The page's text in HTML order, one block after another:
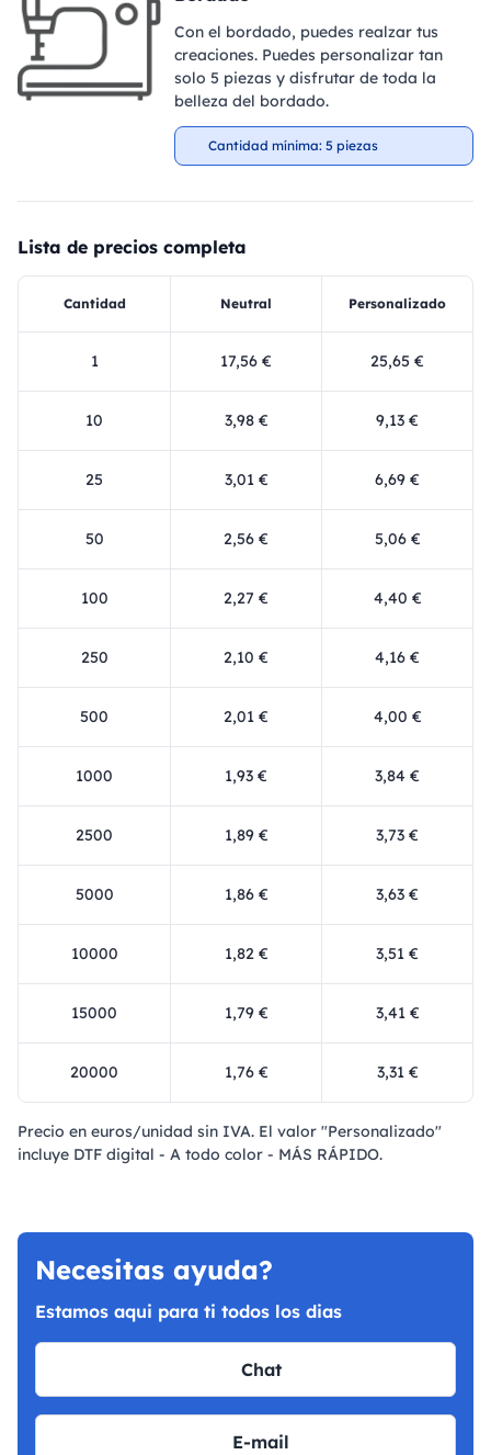
Con el bordado, puedes realzar tus
creaciones. Puedes personalizar tan
solo 5 piezas y disfrutar de toda la
belleza del bordado.
Cantidad mínima: 5 piezas
Lista de precios completa
Cantidad Neutral Personalizado
1 17,56 € 25,65 €
10 3,98 € 9,13 €
25 3,01 € 6,69 €
50 2,56 € 5,06 €
100 2,27 € 4,40 €
250 2,10 € 4,16 €
500 2,01 € 4,00 €
1000 1,93 € 3,84 €
2500 1,89 € 3,73 €
5000 1,86 € 3,63 €
10000 1,82 € 3,51 €
15000 1,79 € 3,41 €
20000 1,76 € 3,31 €
Precio en euros/unidad sin IVA. El valor "Personalizado"
incluye DTF digital - A todo color - MÁS RÁPIDO.
Necesitas ayuda?
Estamos aqui para ti todos los dias
Chat
E-mail